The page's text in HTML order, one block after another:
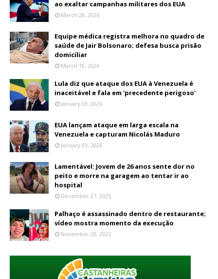
ao exaltar campanhas militares dos EUA
March 28, 2026
Equipe médica registra melhora no quadro de
saúde de Jair Bolsonaro; defesa busca prisão
domiciliar
March 18, 2026
Lula diz que ataque dos EUA à Venezuela é
inaceitável e fala em 'precedente perigoso'
January 03, 2026
EUA lançam ataque em larga escala na
Venezuela e capturam Nicolás Maduro
January 03, 2026
Lamentável: Jovem de 26 anos sente dor no
peito e morre na garagem ao tentar ir ao
hospital
December 27, 2025
Palhaço é assassinado dentro de restaurante;
vídeo mostra momento da execução
November 20, 2025